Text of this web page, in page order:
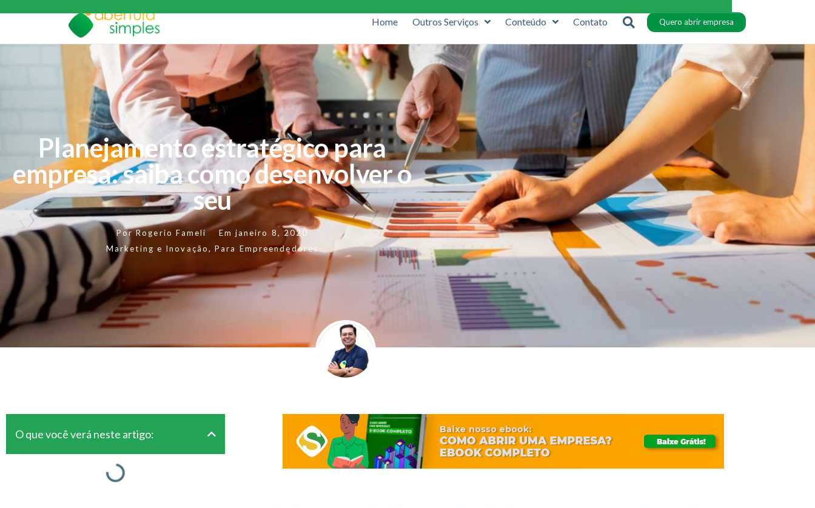
Home Outros Serviços Conteúdo Contato Quero abrir empresa
Planejamento estratégico para
empresa: saiba como desenvolver o
seu
PorRogerio Fameli Em janeiro 8, 2020
Marketing e Inovação,Para Empreendedores
O que você verá neste artigo: